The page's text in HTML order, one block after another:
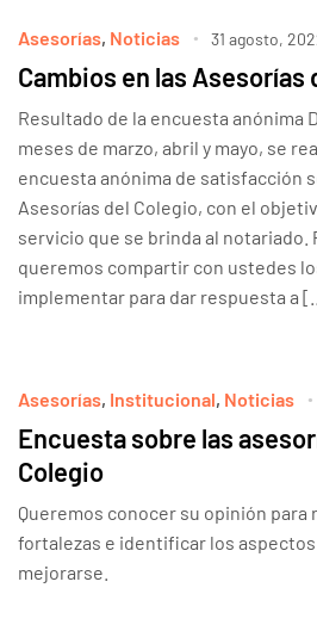
Asesorías, Noticias 31 agosto,
Cambios en las Asesorías
Resultado de la encuesta anónima
meses de marzo, abril y mayo, se
encuesta anónima de satisfacción
Asesorías del Colegio, con el
servicio que se brinda al notariado.
queremos compartir con ustedes
implementar para dar respuesta a
Asesorías, Institucional, Noticias
Encuesta sobre las
Colegio
Queremos conocer su opinión para
fortalezas e identificar los
mejorarse.